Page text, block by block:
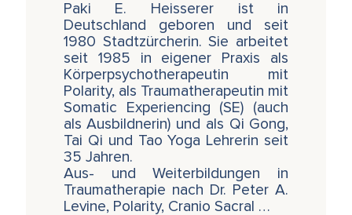
Paki E. Heisserer ist in
Deutschland geboren und seit
1980 Stadtzürcherin. Sie arbeitet
seit 1985 in eigener Praxis als
Körperpsychotherapeutin mit
Polarity, als Traumatherapeutin mit
Somatic Experiencing (SE) (auch
als Ausbildnerin) und als Qi Gong,
Tai Qi und Tao Yoga Lehrerin seit
35 Jahren.
Aus- und Weiterbildungen in
Traumatherapie nach Dr. Peter A.
Levine, Polarity, Cranio Sacral …